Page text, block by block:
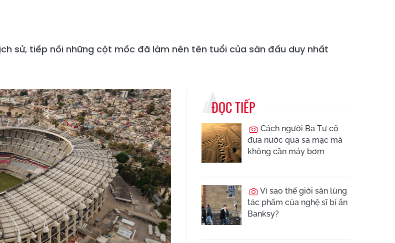
sử, tiếp nối những cột mốc đã làm nên tên tuổi của sân đấu duy nhất
ĐỌC TIẾP
Cách người Ba Tư cổ
đưa nước qua sa mạc mà
không cần máy bơm
Vì sao thế giới săn lùng
tác phẩm của nghệ sĩ bí ẩn
Banksy?